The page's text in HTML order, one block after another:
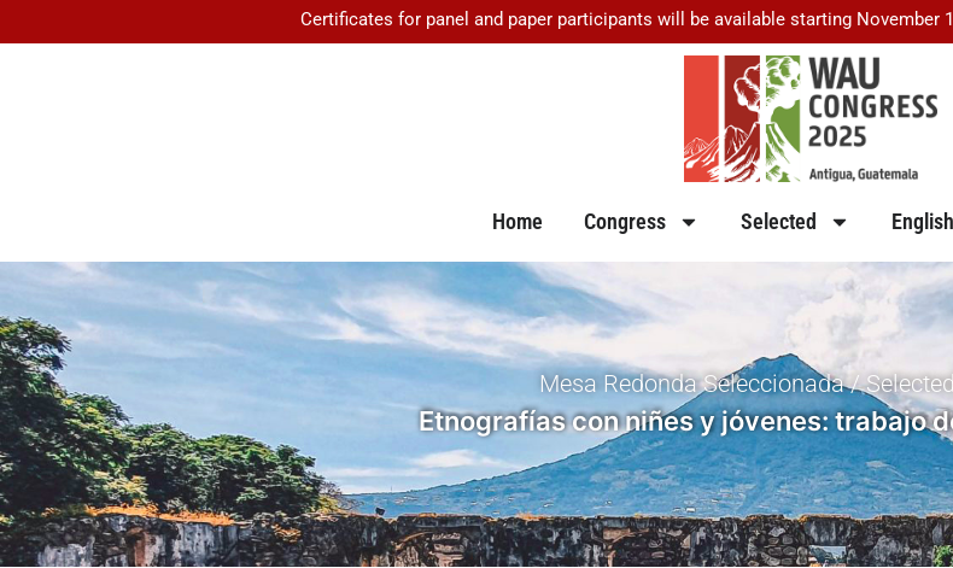
Certificates for panel and paper participants will be available starting November
Home Congress Selected English
Mesa Redonda Seleccionada /
Etnografías con niñes y jóvenes: trabajo